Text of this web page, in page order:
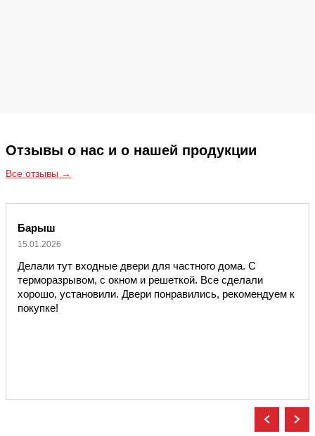
Отзывы о нас и о нашей продукции
Все отзывы →
Барыш
15.01.2026
Делали тут входные двери для частного дома. С
терморазрывом, с окном и решеткой. Все сделали
хорошо, установили. Двери понравились, рекомендуем к
покупке!